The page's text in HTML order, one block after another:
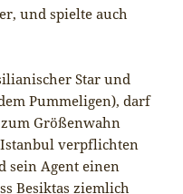
und spielte auch
Star und
Pummeligen), darf
Größenwahn
verpflichten
sein Agent einen
Besiktas ziemlich